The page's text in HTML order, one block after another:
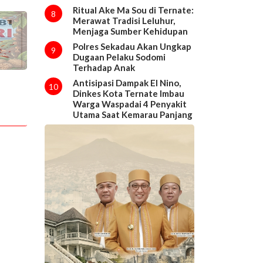
8
Ritual Ake Ma Sou di Ternate:
Merawat Tradisi Leluhur,
Menjaga Sumber Kehidupan
9
Polres Sekadau Akan Ungkap
Dugaan Pelaku Sodomi
Terhadap Anak
10
Antisipasi Dampak El Nino,
Dinkes Kota Ternate Imbau
Warga Waspadai 4 Penyakit
Utama Saat Kemarau Panjang